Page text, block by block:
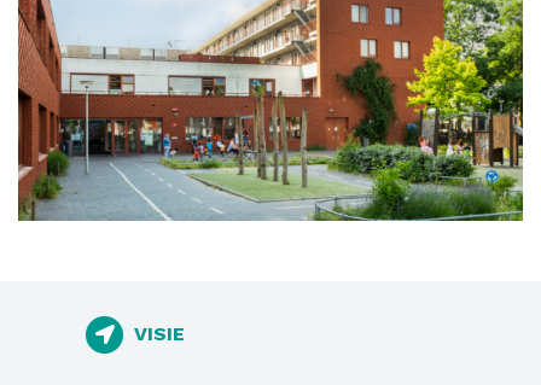
VISIE